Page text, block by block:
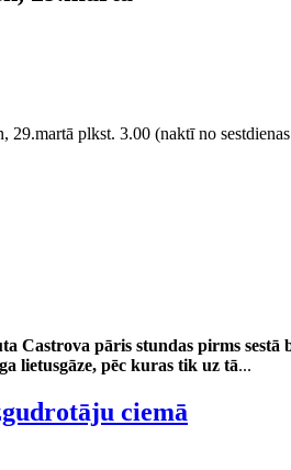
29.martā plkst. 3.00 (naktī no
Castrova pāris stundas pirms
lietusgāze, pēc kuras tik uz tā...
ciemā